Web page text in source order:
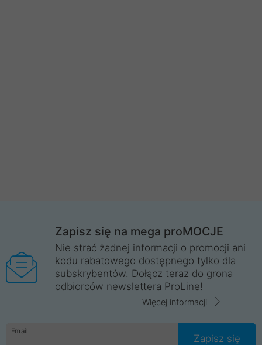
Zapisz się na mega proMOCJE
Nie strać żadnej informacji o promocji ani
kodu rabatowego dostępnego tylko dla
subskrybentów. Dołącz teraz do grona
odbiorców newslettera ProLine!
Więcej informacji
Email
Zapisz się